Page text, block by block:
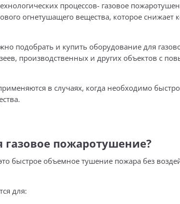
процессов- газовое
огнетушащего вещества, которое
подобрать и купить оборудование для
производственных и других объектов с
в случаях, когда необходимо
газовое пожаротушение?
быстрое объемное тушение пожара без
для: